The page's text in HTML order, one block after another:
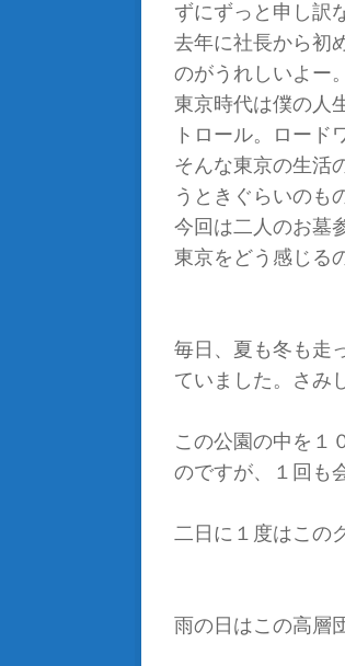
ずにずっと申し訳
去年に社長から初
のがうれしいよー
東京時代は僕の人
トロール。ロード
そんな東京の生活
うときぐらいのも
今回は二人のお墓
東京をどう感じる
毎日、夏も冬も走
ていました。さみ
この公園の中を１
のですが、１回も
二日に１度はこの
雨の日はこの高層